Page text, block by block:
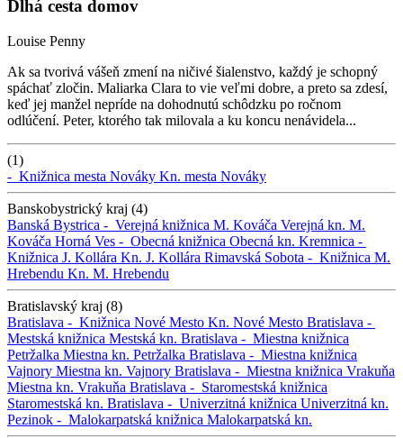
Dlhá cesta domov
Louise Penny
Ak sa tvorivá vášeň zmení na ničivé šialenstvo, každý je schopný
spáchať zločin. Maliarka Clara to vie veľmi dobre, a preto sa zdesí,
keď jej manžel nepríde na dohodnutú schôdzku po ročnom
odlúčení. Peter, ktorého tak milovala a ku koncu nenávidela...
(1)
- Knižnica mesta Nováky Kn. mesta Nováky
Banskobystrický kraj (4)
Banská Bystrica - Verejná knižnica M. Kováča Verejná kn. M.
Kováča Horná Ves - Obecná knižnica Obecná kn. Kremnica -
Knižnica J. Kollára Kn. J. Kollára Rimavská Sobota - Knižnica M.
Hrebendu Kn. M. Hrebendu
Bratislavský kraj (8)
Bratislava - Knižnica Nové Mesto Kn. Nové Mesto Bratislava -
Mestská knižnica Mestská kn. Bratislava - Miestna knižnica
Petržalka Miestna kn. Petržalka Bratislava - Miestna knižnica
Vajnory Miestna kn. Vajnory Bratislava - Miestna knižnica Vrakuňa
Miestna kn. Vrakuňa Bratislava - Staromestská knižnica
Staromestská kn. Bratislava - Univerzitná knižnica Univerzitná kn.
Pezinok - Malokarpatská knižnica Malokarpatská kn.